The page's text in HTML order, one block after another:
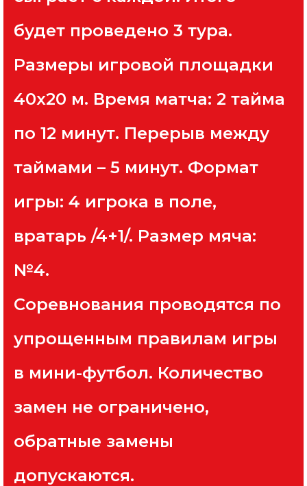
будет проведено 3 тура.
Размеры игровой площадки
40х20 м. Время матча: 2 тайма
по 12 минут. Перерыв между
таймами – 5 минут. Формат
игры: 4 игрока в поле,
вратарь /4+1/. Размер мяча:
№4.
Соревнования проводятся по
упрощенным правилам игры
в мини-футбол. Количество
замен не ограничено,
обратные замены
допускаются.